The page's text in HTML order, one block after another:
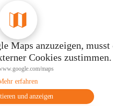
Maps anzuzeigen, musst
Cookies zustimmen.
maps
erfahren
und anzeigen